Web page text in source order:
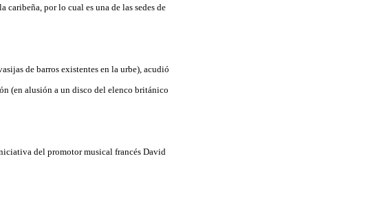
caribeña, por lo cual es una de las sedes de
de barros existentes en la urbe), acudió
(en alusión a un disco del elenco británico
del promotor musical francés David